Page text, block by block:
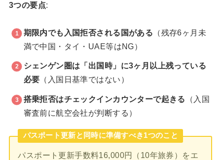
3つの要点:
期限内でも入国拒否される国がある （残存6ヶ月未
満で中国・タイ・UAE等はNG）
シェンゲン圏は「出国時」に3ヶ月以上残っている
必要 （入国日基準ではない）
搭乗拒否はチェックインカウンターで起きる
（入国
審査前に航空会社が判断する）
パスポート更新と同時に準備すべき1つのこと
パスポート更新手数料16,000円（10年旅券）をエ